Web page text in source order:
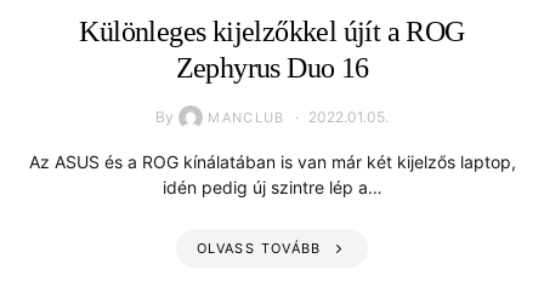
Különleges kijelzőkkel újít a ROG
Zephyrus Duo 16
By MANCLUB 2022.01.05.
Az ASUS és a ROG kínálatában is van már két kijelzős laptop,
idén pedig új szintre lép a…
OLVASS TOVÁBB